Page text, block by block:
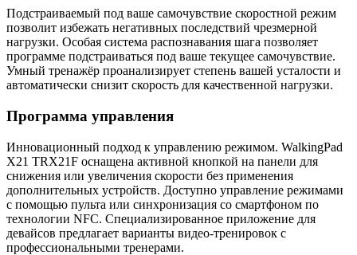
Подстраиваемый под ваше самочувствие скоростной режим
позволит избежать негативных последствий чрезмерной
нагрузки. Особая система распознавания шага позволяет
программе подстраиваться под ваше текущее самочувствие.
Умный тренажёр проанализирует степень вашей усталости и
автоматически снизит скорость для качественной нагрузки.
Программа управления
Инновационный подход к управлению режимом. WalkingPad
X21 TRX21F оснащена активной кнопкой на панели для
снижения или увеличения скорости без применения
дополнительных устройств. Доступно управление режимами
с помощью пульта или синхронизация со смартфоном по
технологии NFC. Специализированное приложение для
девайсов предлагает варианты видео-тренировок с
профессиональными тренерами.